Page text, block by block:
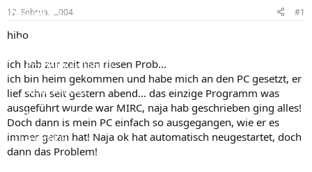
Forum
Aktuelles
Empfohlene Inhalte
Neue Beiträge
Neueste Aktivitäten
Leserartikel
e
r
t
12. Februar 2004 #1
hiho
ich hab zur zeit nen riesen Prob...
ich bin heim gekommen und habe mich an den PC gesetzt, er
lief schn seit gestern abend... das einzige Programm was
ausgeführt wurde war MIRC, naja hab geschrieben ging alles!
Doch dann is mein PC einfach so ausgegangen, wie er es
immer getan hat! Naja ok hat automatisch neugestartet, doch
dann das Problem!